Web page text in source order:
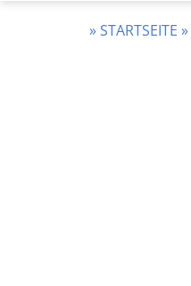
»STARTSEITE »